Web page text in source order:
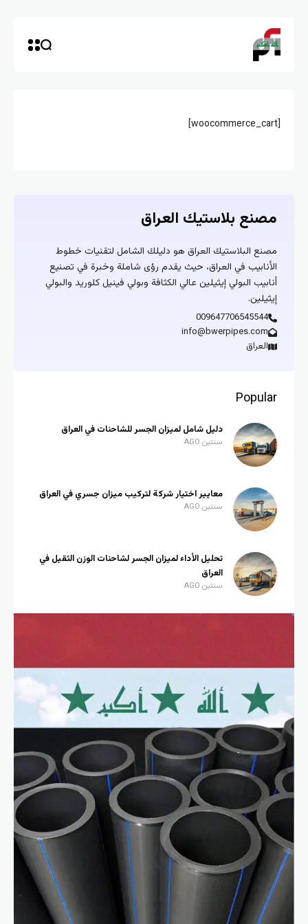
[woocommerce_cart]
مصنع بلاستيك العراق
مصنع البلاستيك العراق هو دليلك الشامل لتقنيات خطوط
الأنابيب في العراق، حيث يقدم رؤى شاملة وخبرة في تصنيع
أنابيب البولي إيثيلين عالي الكثافة وبولي فينيل كلوريد والبولي
إيثيلين.
009647706545544
info@bwerpipes.com
العراق
Popular
دليل شامل لميزان الجسر للشاحنات في العراق
سنتين AGO
معايير اختيار شركة لتركيب ميزان جسري في العراق
سنتين AGO
تحليل الأداء لميزان الجسر لشاحنات الوزن الثقيل في
العراق
سنتين AGO